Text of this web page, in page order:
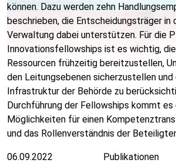
können. Dazu werden zehn
beschrieben, die Entscheidungsträger
Verwaltung dabei unterstützen. Für die
Innovationsfellowships ist es wichtig,
Ressourcen frühzeitig bereitzustellen,
den Leitungsebenen sicherzustellen
Infrastruktur der Behörde zu
Durchführung der Fellowships kommt es
Möglichkeiten für einen
und das Rollenverständnis der
06.09.2022 Publikationen